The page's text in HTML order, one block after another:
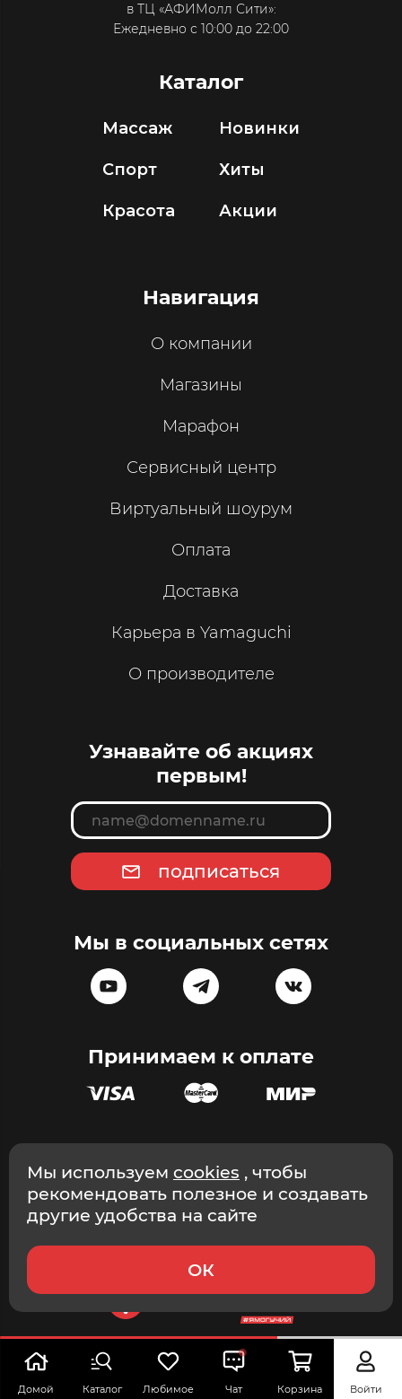
Домой Каталог Любимое Чат Корзина Войти
Мы используем cookies , чтобы
рекомендовать полезное и создавать
другие удобства на сайте
ОК
в ТЦ «АФИМолл Сити»:
Ежедневно с 10:00 до 22:00
Каталог
Массаж
Спорт
Красота
Новинки
Хиты
Акции
Навигация
О компании
Магазины
Марафон
Сервисный центр
Виртуальный шоурум
Оплата
Доставка
Карьера в Yamaguchi
О производителе
Узнавайте об акциях
первым!
подписаться
Мы в социальных сетях
Принимаем к оплате
Эксклюзивный дистрибьютор массажного оборудования в
России и СНГ © ООО «Эстетика», ИНН 9705203493, 2026
Интернет-магазин. г. Москва.